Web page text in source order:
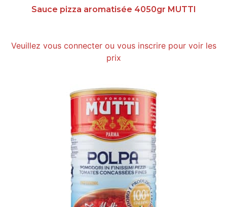
Sauce pizza aromatisée 4050gr MUTTI
Veuillez vous connecter ou vous inscrire pour voir les
prix